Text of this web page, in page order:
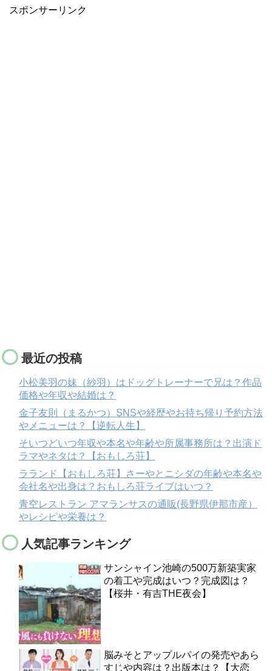
スポンサーリンク
最近の投稿
小松美羽の妹（紗羽）はドッグトレーナーで兄は？作品
価格や年収や結婚は？
金子友則（まるかつ）SNSや経歴やお持ち帰り予約方法
やメニューは？【逆転人生】
そいつどいつ年収や本名や年齢や所属事務所は？出演ド
ラマやネタは？【おもしろ荘】
ラランド【おもしろ荘】さーやとニシダの年齢や本名や
会社名や出身は？おもしろ荘ライブはいつ？
青空レストラン アマランサスの通販(長野県伊那市産）
やレシピや栄養は？
人気記事ランキング
サンシャイン池崎の500万新築実家
の着工や完成はいつ？完成図は？
【桜井・有吉THE夜会】
脳みそとアップルパイの発売やあら
すじや内容は？出版本は？【大恋